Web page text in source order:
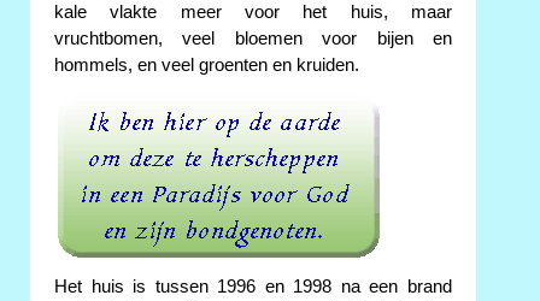
kale vlakte meer voor het huis, maar
vruchtbomen, veel bloemen voor bijen en
hommels, en veel groenten en kruiden.
Het huis is tussen 1996 en 1998 na een brand